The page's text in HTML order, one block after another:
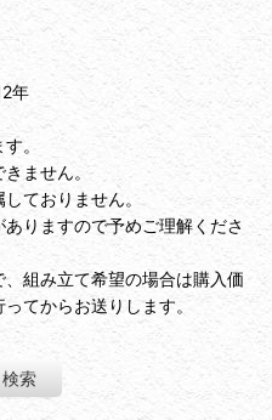
年
。
ません。
ておりません。
りますので予めご理解くださ
組み立て希望の場合は購入価
てからお送りします。